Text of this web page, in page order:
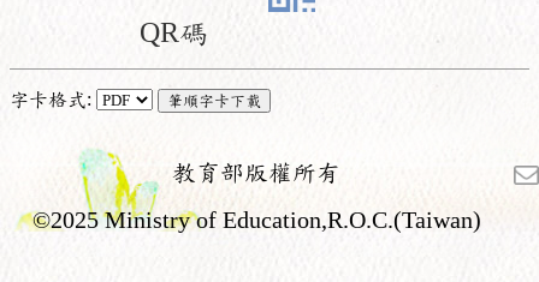
QR碼
字卡格式:
教育部版權所有
©2025 Ministry of Education,R.O.C.(Taiwan)